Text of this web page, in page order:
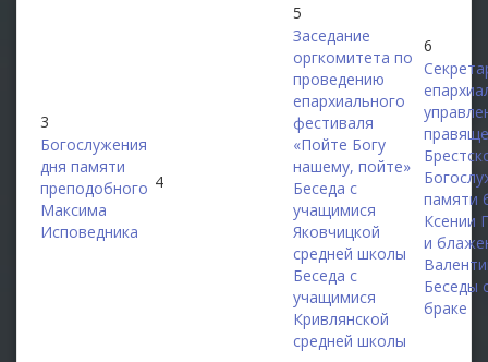
3
Богослужения
дня памяти
преподобного
Максима
Исповедника
4
5
Заседание
оргкомитета по
проведению
епархиального
фестиваля
«Пойте Богу
нашему, пойте»
Беседа с
учащимися
Яковчицкой
средней школы
Беседа с
учащимися
Кривлянской
средней школы
6
памяти
Ксении
и
Беседы
браке